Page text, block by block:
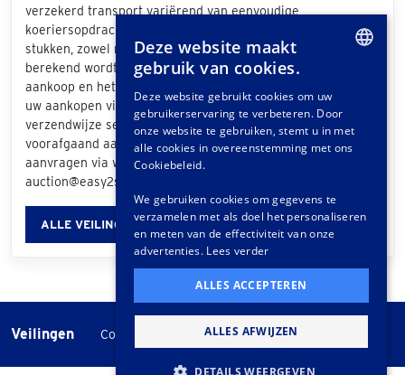
verzekerd transport variërend van eenvoudige
koeriersopdrachten tot het vervoeren van exclusieve
stukken, zowel nationaal als internationaal. De prijs die
berekend wordt is afhankelijk van de grootte van uw
aankoop en het bezorgadres. Als u bij de afhandeling van
uw aankopen via het klantportaal "Easy2Send" als
verzendwijze selecteert, ontvangt u een offerte. Ook
voorafgaand aan de veiling kunt u vrijblijvend een offerte
aanvragen via www.easy2send.nl/veilingen |
auction@easy2send.nl | Telefoon: (+31) 88 330 0999.
ALLE VEILINGINFORMATIE
Veilingen - Cookie instellingen Veilingvoorwaarden
GERMAN
FRENCH
Deze website maakt
gebruik van cookies.
Deze website gebruikt cookies om uw
gebruikerservaring te verbeteren. Door
onze website te gebruiken, stemt u in met
alle cookies in overeenstemming met ons
Cookiebeleid.
We gebruiken cookies om gegevens te
verzamelen met als doel het personaliseren
en meten van de effectiviteit van onze
advertenties. Lees verder
ALLES ACCEPTEREN
ALLES AFWIJZEN
DETAILS WEERGEVEN